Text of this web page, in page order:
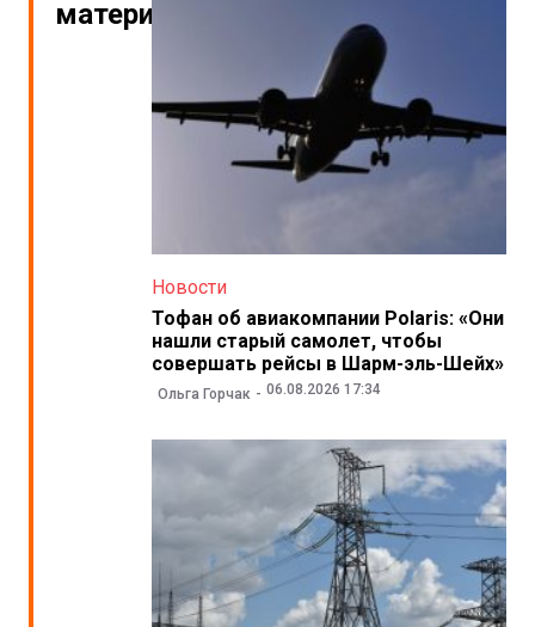
материалы
Новости
Тофан об авиакомпании Polaris: «Они
нашли старый самолет, чтобы
совершать рейсы в Шарм-эль-Шейх»
Ольга Горчак 06.08.2026 17:34